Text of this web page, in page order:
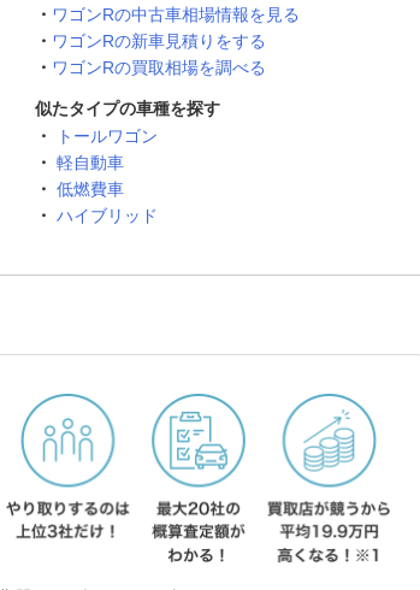
ワゴンRの中古車相場情報を見る
ワゴンRの新車見積りをする
ワゴンRの買取相場を調べる
似たタイプの車種を探す
トールワゴン
軽自動車
低燃費車
ハイブリッド